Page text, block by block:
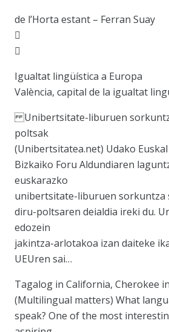
de l’Horta estant – Ferran Suay


Igualtat lingüística a Europa
València, capital de la igualtat
Unibertsitate-liburuen
poltsak
(Unibertsitatea.net) Udako
Bizkaiko Foru Aldundiaren
euskarazko
unibertsitate-liburuen sorkuntza
diru-poltsaren deialdia ireki du.
edozein
jakintza-arlotakoa izan daiteke
UEUren sai…
Tagalog in California, Cherokee
(Multilingual matters) What
speak? One of the most